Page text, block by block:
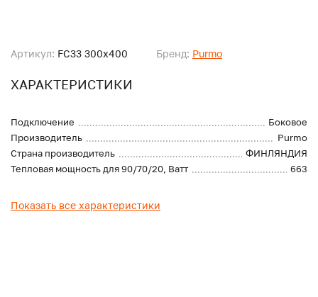
Артикул: FC33 300x400 Бренд: Purmo
ХАРАКТЕРИСТИКИ
Подключение
Боковое
Производитель
Purmo
Страна производитель
ФИНЛЯНДИЯ
Тепловая мощность для 90/70/20, Ватт
663
Показать все характеристики